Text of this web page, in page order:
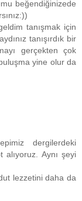
beğendiğinizede
tanışmak için
tanışırdık bir
gerçekten çok
yine olur da
dergilerdeki
Aynı şeyi
lezzetini daha da